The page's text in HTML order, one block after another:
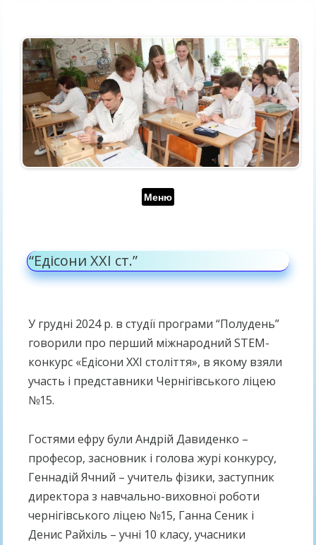
Меню
“Едісони XXI cт.”
У грудні 2024 р. в студії програми “Полудень”
говорили про перший міжнародний STEM-
конкурс «Едісони XXI століття», в якому взяли
участь і представники Чернігівського ліцею
№15.
Гостями ефру були Андрій Давиденко –
професор, засновник і голова журі конкурсу,
Геннадій Ячний – учитель фізики, заступник
директора з навчально-виховної роботи
чернігівського ліцею №15, Ганна Сеник і
Денис Райхіль – учні 10 класу, учасники